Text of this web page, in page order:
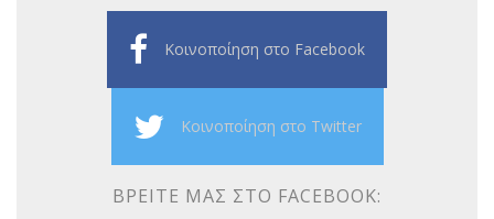
Κοινοποίηση στο Facebook
Κοινοποίηση στο Twitter
ΒΡΕΊΤΕ ΜΑΣ ΣΤΟ FACEBOOK: